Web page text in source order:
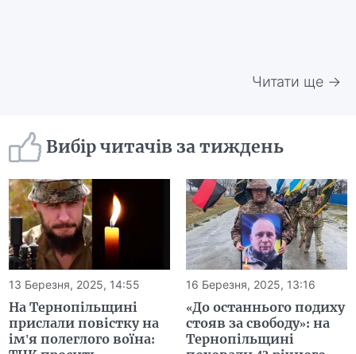
Читати ще →
Вибір читачів за тиждень
13 Березня, 2025, 14:55
На Тернопільщині
прислали повістку на
ім'я полеглого воїна:
16 Березня, 2025, 13:16
«До останнього подиху
стояв за свободу»: на
Тернопільщині